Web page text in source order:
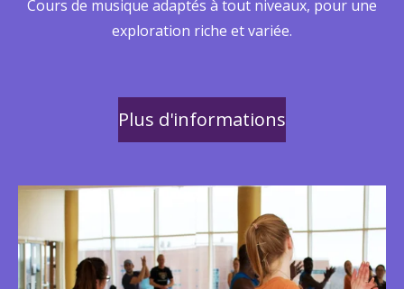
Cours de musique adaptés à tout niveaux, pour une
exploration riche et variée.
Plus d'informations